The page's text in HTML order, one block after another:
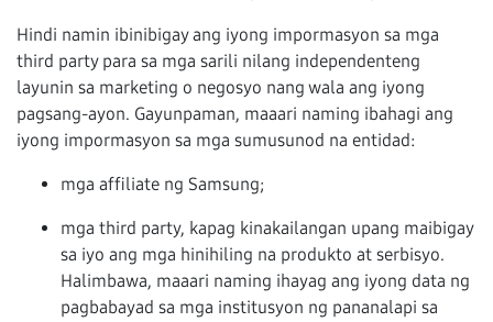
Hindi namin ibinibigay ang iyong impormasyon sa mga
third party para sa mga sarili nilang independenteng
layunin sa marketing o negosyo nang wala ang iyong
pagsang-ayon. Gayunpaman, maaari naming ibahagi ang
iyong impormasyon sa mga sumusunod na entidad:
mga affiliate ng Samsung;
mga third party, kapag kinakailangan upang maibigay
sa iyo ang mga hinihiling na produkto at serbisyo.
Halimbawa, maaari naming ihayag ang iyong data ng
pagbabayad sa mga institusyon ng pananalapi sa